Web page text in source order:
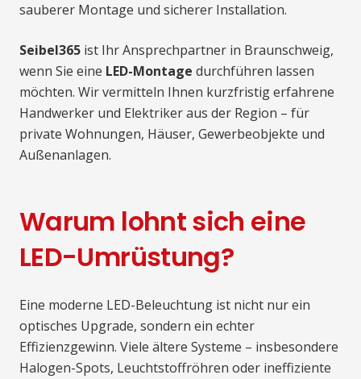
sauberer Montage und sicherer Installation.
Seibel365 ist Ihr Ansprechpartner in Braunschweig,
wenn Sie eine LED-Montage durchführen lassen
möchten. Wir vermitteln Ihnen kurzfristig erfahrene
Handwerker und Elektriker aus der Region – für
private Wohnungen, Häuser, Gewerbeobjekte und
Außenanlagen.
Warum lohnt sich eine
LED-Umrüstung?
Eine moderne LED-Beleuchtung ist nicht nur ein
optisches Upgrade, sondern ein echter
Effizienzgewinn. Viele ältere Systeme – insbesondere
Halogen-Spots, Leuchtstoffröhren oder ineffiziente